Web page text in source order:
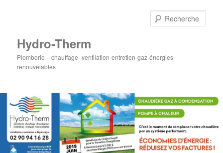
Hydro-Therm
Plomberie – chauffage- ventilation-entretien-gaz-énergies
renouvelables